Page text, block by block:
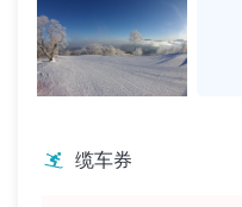
缆车券